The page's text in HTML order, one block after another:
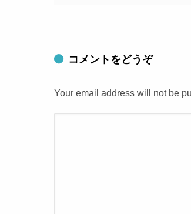
コメントをどうぞ
Your email address will not be